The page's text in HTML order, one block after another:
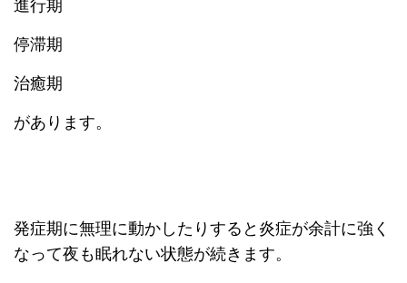
進行期
停滞期
治癒期
があります。
発症期に無理に動かしたりすると炎症が余計に強く
なって夜も眠れない状態が続きます。